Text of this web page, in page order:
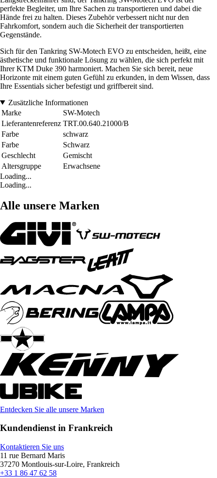
perfekte Begleiter, um Ihre Sachen zu transportieren und dabei die
Hände frei zu halten. Dieses Zubehör verbessert nicht nur den
Fahrkomfort, sondern auch die Sicherheit der transportierten
Gegenstände.
Sich für den Tankring SW-Motech EVO zu entscheiden, heißt, eine
ästhetische und funktionale Lösung zu wählen, die sich perfekt mit
Ihrer KTM Duke 390 harmoniert. Machen Sie sich bereit, neue
Horizonte mit einem guten Gefühl zu erkunden, in dem Wissen, dass
Ihre Essentials sicher befestigt und griffbereit sind.
Zusätzliche Informationen
Marke
SW-Motech
Lieferantenreferenz TRT.00.640.21000/B
Farbe
schwarz
Farbe
Schwarz
Geschlecht
Gemischt
Altersgruppe
Erwachsene
Loading...
Loading...
Alle unsere Marken
Entdecken Sie alle unsere Marken
Kundendienst in Frankreich
Kontaktieren Sie uns
11 rue Bernard Maris
37270 Montlouis-sur-Loire, Frankreich
+33 1 86 47 62 58